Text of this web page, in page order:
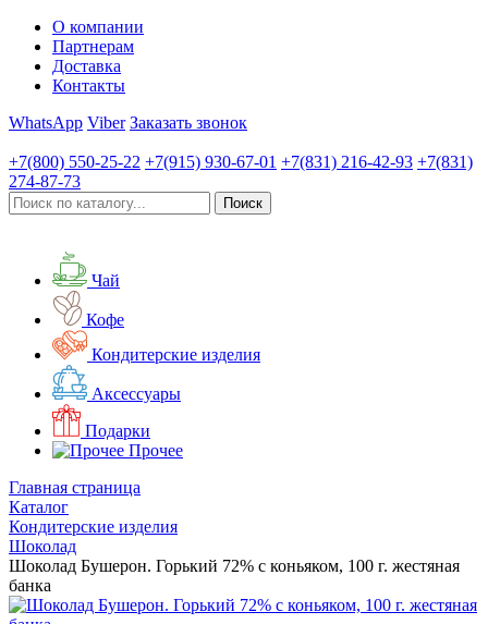
О компании
Партнерам
Доставка
Контакты
WhatsApp Viber Заказать звонок
+7(800) 550-25-22 +7(915) 930-67-01 +7(831) 216-42-93 +7(831)
274-87-73
Чай
Кофе
Кондитерские изделия
Аксессуары
Подарки
Прочее
Главная страница
Каталог
Кондитерские изделия
Шоколад
Шоколад Бушерон. Горький 72% с коньяком, 100 г. жестяная
банка